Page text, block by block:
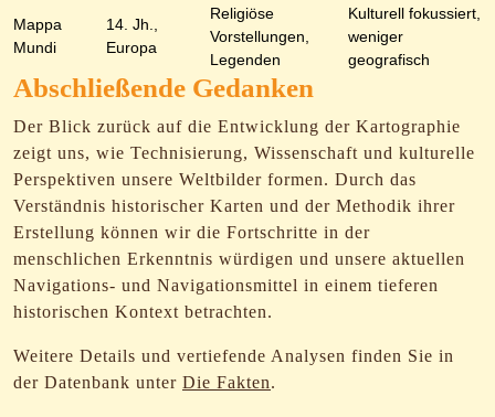
Mappa
Mundi
14. Jh.,
Europa
Religiöse
Vorstellungen,
Legenden
Kulturell fokussiert,
weniger
geografisch
Abschließende Gedanken
Der Blick zurück auf die Entwicklung der Kartographie
zeigt uns, wie Technisierung, Wissenschaft und kulturelle
Perspektiven unsere Weltbilder formen. Durch das
Verständnis historischer Karten und der Methodik ihrer
Erstellung können wir die Fortschritte in der
menschlichen Erkenntnis würdigen und unsere aktuellen
Navigations- und Navigationsmittel in einem tieferen
historischen Kontext betrachten.
Weitere Details und vertiefende Analysen finden Sie in
der Datenbank unter Die Fakten.